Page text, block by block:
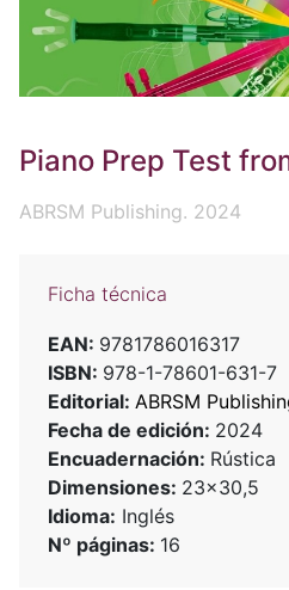
Piano Prep Test
ABRSM Publishing. 2024
Ficha técnica
EAN: 9781786016317
ISBN: 978-1-78601-631-7
Editorial: ABRSM
Fecha de edición: 2024
Encuadernación: Rústica
Dimensiones: 23x30,5
Idioma: Inglés
Nº páginas: 16